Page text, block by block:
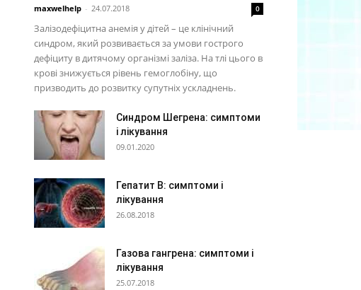
maxwelhelp - 24.07.2018 0
Залізодефіцитна анемія у дітей – це клінічний
синдром, який розвивається за умови гострого
дефіциту в дитячому організмі заліза. На тлі цього в
крові знижується рівень гемоглобіну, що
призводить до розвитку супутніх ускладнень.
Синдром Шегрена: симптоми
і лікування
09.01.2020
Гепатит В: симптоми і
лікування
26.08.2018
Газова гангрена: симптоми і
лікування
25.07.2018